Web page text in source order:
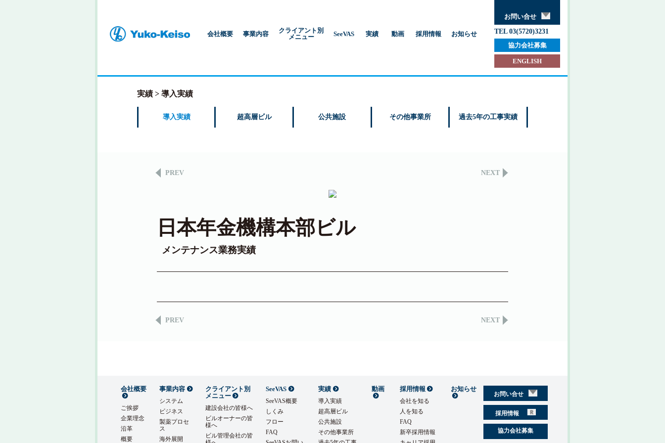
会社概要 事業内容
クライアント別
メニュー
SeeVAS 実績 動画 採用情報 お知らせ
お問い合せ
TEL 03(5720)3231
協力会社募集
ENGLISH
実績 導入実績
導入実績 超高層ビル 公共施設 その他事業所 過去5年の工事実績
PREV NEXT
日本年金機構本部ビル
メンテナンス業務実績
PREV NEXT
会社概要
ご挨拶
企業理念
沿革
概要
事業内容
システム
ビジネス
製薬プロセ
ス
海外展開
クライアント別
メニュー
建設会社の皆様へ
ビルオーナーの皆
様へ
ビル管理会社の皆
SeeVAS
SeeVAS概要
しくみ
フロー
FAQ
実績
導入実績
超高層ビル
公共施設
その他事業所
動画 採用情報
会社を知る
人を知る
FAQ
新卒採用情報
お知らせ
お問い合せ
採用情報
協力会社募集